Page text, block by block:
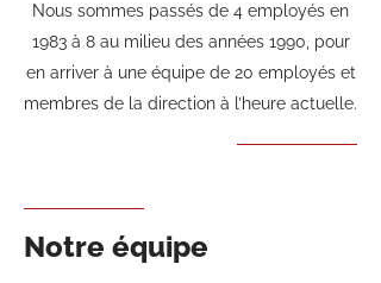
Nous sommes passés de 4 employés en
1983 à 8 au milieu des années 1990, pour
en arriver à une équipe de 20 employés et
membres de la direction à l’heure actuelle.
Notre équipe